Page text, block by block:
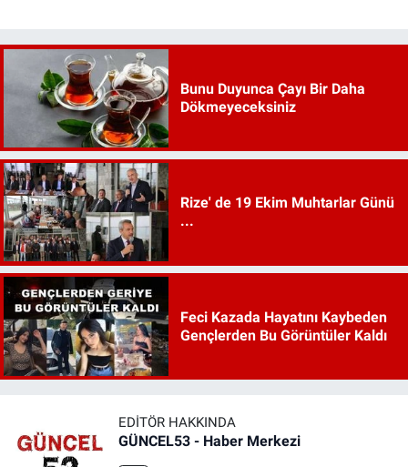
Bunu Duyunca Çayı Bir Daha
Dökmeyeceksiniz
Rize' de 19 Ekim Muhtarlar Günü
...
Feci Kazada Hayatını Kaybeden
Gençlerden Bu Görüntüler Kaldı
EDITÖR HAKKINDA
GÜNCEL53 - Haber Merkezi